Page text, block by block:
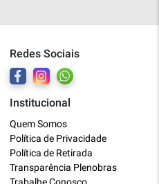
Redes Sociais
Institucional
Quem Somos
Política de Privacidade
Política de Retirada
Transparência Plenobras